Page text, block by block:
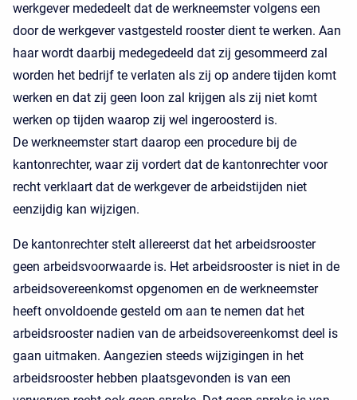
werkgever mededeelt dat de werkneemster volgens een
door de werkgever vastgesteld rooster dient te werken. Aan
haar wordt daarbij medegedeeld dat zij gesommeerd zal
worden het bedrijf te verlaten als zij op andere tijden komt
werken en dat zij geen loon zal krijgen als zij niet komt
werken op tijden waarop zij wel ingeroosterd is.
De werkneemster start daarop een procedure bij de
kantonrechter, waar zij vordert dat de kantonrechter voor
recht verklaart dat de werkgever de arbeidstijden niet
eenzijdig kan wijzigen.
De kantonrechter stelt allereerst dat het arbeidsrooster
geen arbeidsvoorwaarde is. Het arbeidsrooster is niet in de
arbeidsovereenkomst opgenomen en de werkneemster
heeft onvoldoende gesteld om aan te nemen dat het
arbeidsrooster nadien van de arbeidsovereenkomst deel is
gaan uitmaken. Aangezien steeds wijzigingen in het
arbeidsrooster hebben plaatsgevonden is van een